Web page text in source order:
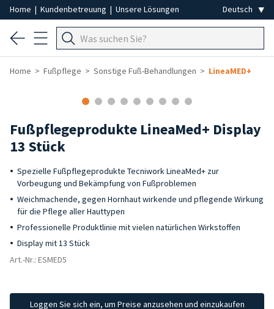
Home | Kundenbetreuung | Unsere Lösungen
Home Fußpflege Sonstige Fuß-Behandlungen LineaMED+
Fußpflegeprodukte LineaMed+ Display
13 Stück
Spezielle Fußpflegeprodukte Tecniwork LineaMed+ zur
Vorbeugung und Bekämpfung von Fußproblemen
Weichmachende, gegen Hornhaut wirkende und pflegende Wirkung
für die Pflege aller Hauttypen
Professionelle Produktlinie mit vielen natürlichen Wirkstoffen
Display mit 13 Stück
Art.-Nr.: ESMED5
Loggen Sie sich ein, um Preise anzusehen und einzukaufen